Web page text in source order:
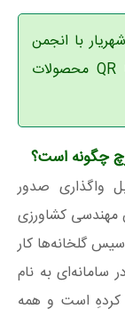
با انجمن
الزام اخذ کد شناسه QR Code محصولات
چگونه است؟
واگذاری صدور
مهندسی کشاورزی
گلخانه‌ها کار
به نام
کردهِ است و همه